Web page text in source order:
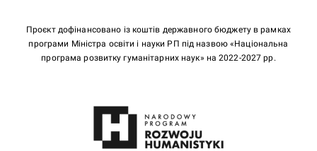
Проєкт дофінансовано із коштів державного бюджету в рамках
програми Міністра освіти і науки РП під назвою «Національна
програма розвитку гуманітарних наук» на 2022-2027 рр.